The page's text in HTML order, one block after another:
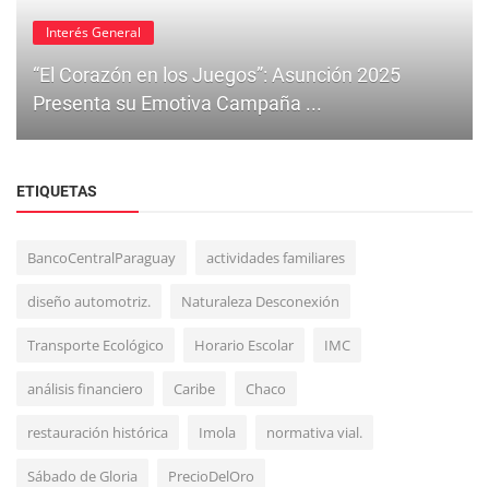
Interés General
“El Corazón en los Juegos”: Asunción 2025
Presenta su Emotiva Campaña ...
Paraguay avanza en la prospección de litio en el
ETIQUETAS
BancoCentralParaguay actividades familiares
diseño automotriz. Naturaleza Desconexión
Transporte Ecológico Horario Escolar IMC
análisis financiero Caribe Chaco
restauración histórica Imola normativa vial.
Sábado de Gloria PrecioDelOro